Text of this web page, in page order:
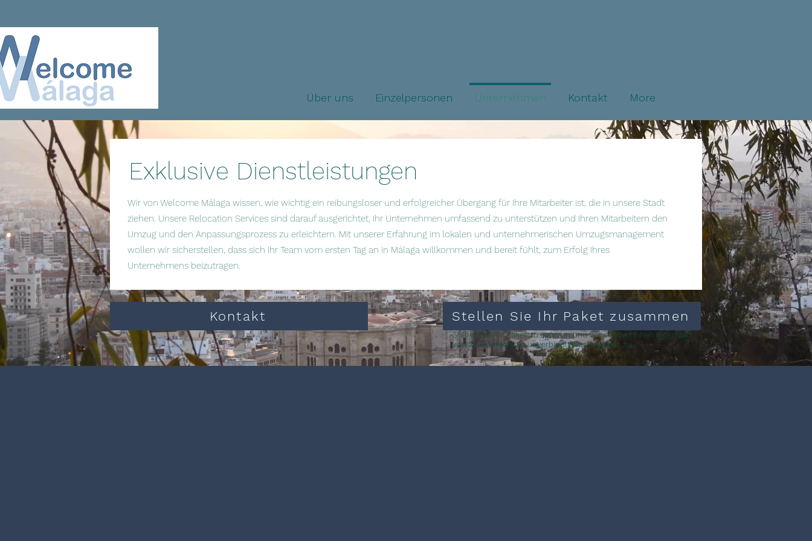
Über uns Einzelpersonen Unternehmen Kontakt More
Exklusive Dienstleistungen
Wir von Welcome Málaga wissen, wie wichtig ein reibungsloser und erfolgreicher Übergang für Ihre Mitarbeiter ist, die in unsere Stadt
ziehen. Unsere Relocation Services sind darauf ausgerichtet, Ihr Unternehmen umfassend zu unterstützen und Ihren Mitarbeitern den
Umzug und den Anpassungsprozess zu erleichtern. Mit unserer Erfahrung im lokalen und unternehmerischen Umzugsmanagement
wollen wir sicherstellen, dass sich Ihr Team vom ersten Tag an in Málaga willkommen und bereit fühlt, zum Erfolg Ihres
Unternehmens beizutragen.
Stellen Sie Ihr Paket zusammen
Kontakt
Stellen Sie Ihr Paket zusammen und wir senden Ihnen innerhalb
von 24 Stunden ein unverbindliches Angebot zu.